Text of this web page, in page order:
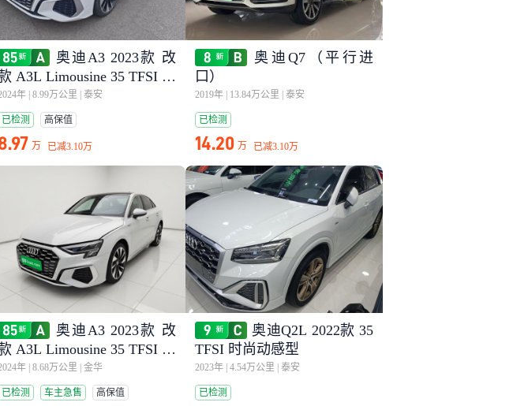
奥迪A3 2023款 改
A3L Limousine 35 TFSI 时
运动型
年 8.99万公里 泰安
已检测 高保值
万 已减3.10万
奥迪Q7（平行进
口）
2019年 13.84万公里 泰安
已检测
14.20 万 已减3.10万
奥迪A3 2023款 改
A3L Limousine 35 TFSI 时
运动型
年 8.68万公里 金华
已检测 车主急售 高保值
奥迪Q2L 2022款 35
TFSI 时尚动感型
2023年 4.54万公里 泰安
已检测